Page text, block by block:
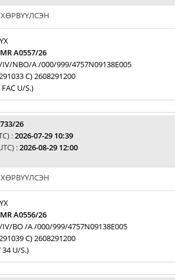
ХӨРВҮҮЛСЭН
A0557/26
IV/NBO/A /000/999/4757N09138E005
C) 2608291200
FAC U/S.)
26
:2026-07-29 10:39
:2026-08-29 12:00
ХӨРВҮҮЛСЭН
A0556/26
IV/BO /A /000/999/4757N09138E005
C) 2608291200
34 U/S.)